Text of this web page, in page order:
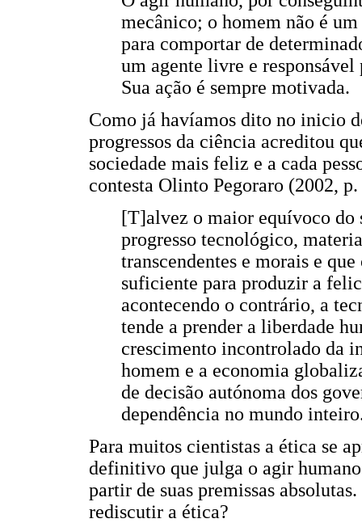
mecânico; o homem não é
para comportar de
um agente livre e responsável
Sua ação é sempre motivada.
Como já havíamos dito no inicio
progressos da ciência acreditou
sociedade mais feliz e a cada
contesta Olinto Pegoraro (2002,
[T]alvez o maior equívoco do
progresso tecnológico,
transcendentes e morais e
suficiente para produzir a
acontecendo o contrário, a
tende a prender a liberdade
crescimento incontrolado da
homem e a economia
de decisão autónoma dos
dependência no mundo
Para muitos cientistas a ética se
definitivo que julga o agir
partir de suas premissas
rediscutir a ética?